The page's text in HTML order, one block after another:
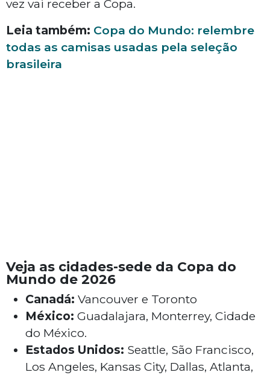
vez vai receber a Copa.
Leia também: Copa do Mundo: relembre
todas as camisas usadas pela seleção
brasileira
Veja as cidades-sede da Copa do
Mundo de 2026
Canadá: Vancouver e Toronto
México: Guadalajara, Monterrey, Cidade
do México.
Estados Unidos: Seattle, São Francisco,
Los Angeles, Kansas City, Dallas, Atlanta,